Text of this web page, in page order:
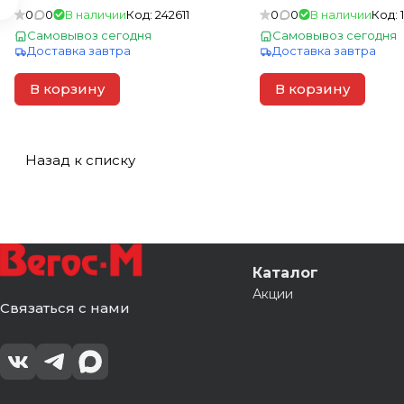
0 0 В наличииКод: 242611
Самовывоз сегодня
Доставка завтра
В корзину
0 0 В наличииКод:
Самовывоз сегодня
Доставка завтра
В корзину
Назад к списку
Связаться с нами
Каталог
Акции